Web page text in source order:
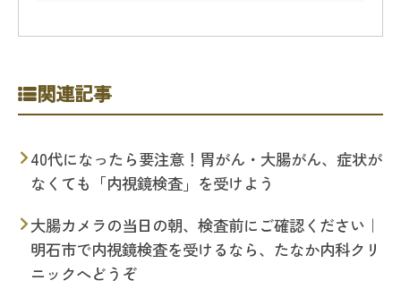
関連記事
40代になったら要注意！胃がん・大腸がん、症状が
なくても「内視鏡検査」を受けよう
大腸カメラの当日の朝、検査前にご確認ください｜
明石市で内視鏡検査を受けるなら、たなか内科クリ
ニックへどうぞ